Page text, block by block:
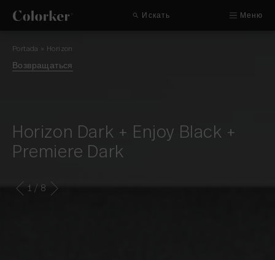
Искать Меню
Portada » Horizon
Возвращаться
Horizon Dark + Enjoy Black +
Premiere Dark
1 / 8